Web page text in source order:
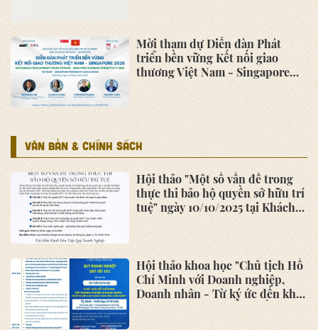
Mời tham dự Diễn đàn Phát
triển bền vững Kết nối giao
thương Việt Nam - Singapore
2025
VĂN BẢN & CHÍNH SÁCH
Hội thảo "Một số vấn đề trong
thực thi bảo hộ quyền sở hữu trí
tuệ" ngày 10/10/2025 tại Khách
sạn Sheraton Saigon Grand
Opera
Hội thảo khoa học "Chủ tịch Hồ
Chí Minh với Doanh nghiệp,
Doanh nhân - Từ ký ức đến khát
vọng vươn mình kiến quốc"
ngày 01/10/2025